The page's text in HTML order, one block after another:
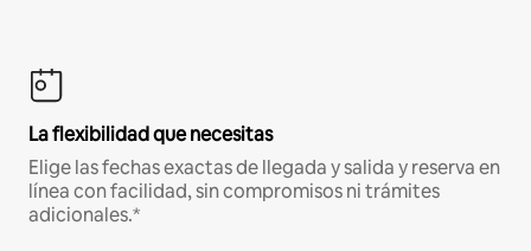
La flexibilidad que necesitas
Elige las fechas exactas de llegada y salida y reserva en
línea con facilidad, sin compromisos ni trámites
adicionales.*